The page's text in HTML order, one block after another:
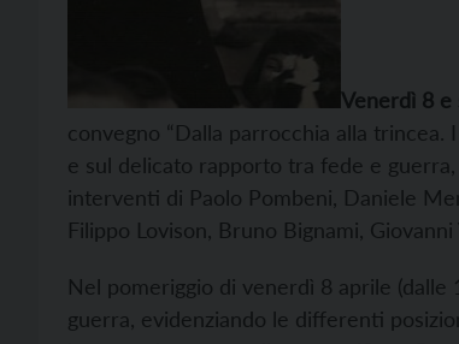
Venerdì 8 e
convegno “Dalla parrocchia alla
e sul delicato rapporto tra fede e
interventi di Paolo Pombeni, Daniele
Filippo Lovison, Bruno Bignami,
Nel pomeriggio di venerdì 8 aprile
guerra, evidenziando le differenti